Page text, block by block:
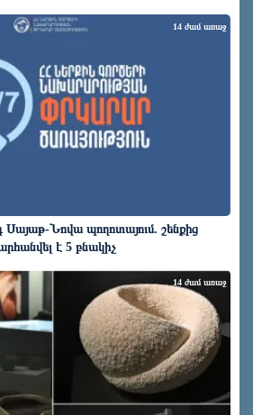
Սայաթ-Նովա պողոտայում. շենքից
է 5 բնակիչ
14 ժամ առաջ
14 ժամ առաջ